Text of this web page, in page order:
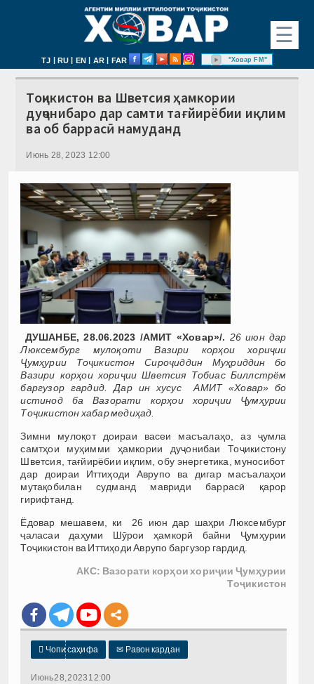
☰
TJ | RU | EN | AR | FAR "Ховар FM"
Тоҷикистон ва Шветсия ҳамкории
дуҷонибаро дар самти тағйирёбии иқлим
ва об баррасӣ намуданд
Июнь 28, 2023 12:00
ДУШАНБЕ, 28.06.2023 /АМИТ «Ховар»/. 26 июн дар
Люксембург мулоқоти Вазири корҳои хориҷии
Ҷумҳурии Тоҷикистон Сироҷиддин Муҳриддин бо
Вазири корҳои хориҷии Шветсия Тобиас Биллстрём
баргузор гардид. Дар ин хусус АМИТ «Ховар» бо
истинод ба Вазорати корҳои хориҷии Ҷумҳурии
Тоҷикистон хабар медиҳад.
Зимни мулоқот доираи васеи масъалаҳо, аз ҷумла
самтҳои муҳимми ҳамкории дуҷонибаи Тоҷикистону
Шветсия, тағйирёбии иқлим, обу энергетика, муносибот
дар доираи Иттиҳоди Аврупо ва дигар масъалаҳои
мутақобилан судманд мавриди баррасӣ қарор
гирифтанд.
Ёдовар мешавем, ки 26 июн дар шаҳри Люксембург
ҷаласаи даҳуми Шӯрои ҳамкорӣ байни Ҷумҳурии
Тоҷикистон ва Иттиҳоди Аврупо баргузор гардид.
АКС: Вазорати корҳои хориҷии Ҷумҳурии
Тоҷикистон
 Чопи саҳифа ✉ Равон кардан
Июнь 28, 2023 12:00